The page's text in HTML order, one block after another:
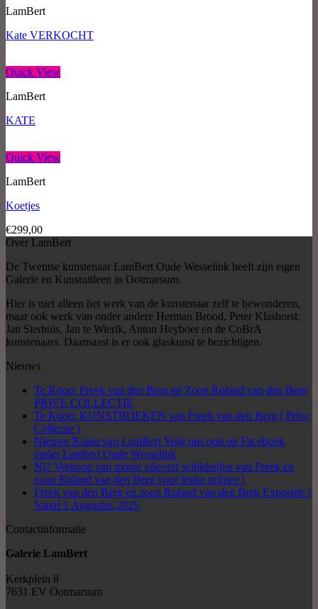
LamBert
Kate VERKOCHT
Quick View
LamBert
KATE
Quick View
LamBert
Koetjes
€299,00
Over LamBert
De Twentse kunstenaar LamBert Oude Wesselink heeft zijn eigen
Galerie en Kunstuitleen in Ootmarsum.
Hier is niet alleen het werk van de kunstenaar zelf te bewonderen,
maar ook werk van onder andere Herman Brood, Peter Klashorst,
Jan Sierhuis, Jan te Wierik, Anton Heyboer en de CoBrA
kunstenaars. Daarnaast is er ook glaskunst te bezichtigen.
Nieuws
Te Koop: Freek van den Berg en Zoon Roland van den Berg
PRIVE COLLECTIE
Te Koop: KUNSTBOEKEN van Freek van den Berg ( Prive
Collectie )
Nieuwe Kunst van LamBert Volg ons ook op Facebook
onder Lambert Oude Wesselink
NU Verkoop van mooie olieverf schilderijen van Freek en
zoon Roland van den Berg voor leuke prijzen !
Freek van den Berg en zoon Roland van den Berg Expositie !
Vanaf 1 Augustus 2025
Contactinformatie
Galerie LamBert
Kerkplein 8
7631 EV Ootmarsum